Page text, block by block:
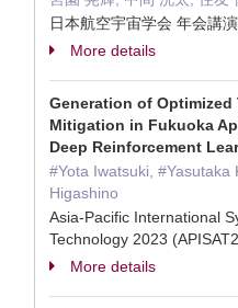
日本航空宇宙学会 年会講
More details
Generation of
Mitigation in Fukuoka
Deep Reinforcement
#Yota Iwatsuki, #Yasutaka
Higashino
Asia-Pacific International
Technology 2023
More details